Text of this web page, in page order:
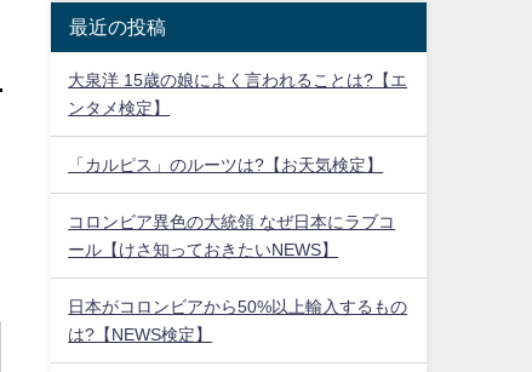
最近の投稿
大泉洋 15歳の娘によく言われることは?【エ
ンタメ検定】
「カルピス」のルーツは?【お天気検定】
コロンビア異色の大統領 なぜ日本にラブコ
ール【けさ知っておきたいNEWS】
日本がコロンビアから50%以上輸入するもの
は?【NEWS検定】